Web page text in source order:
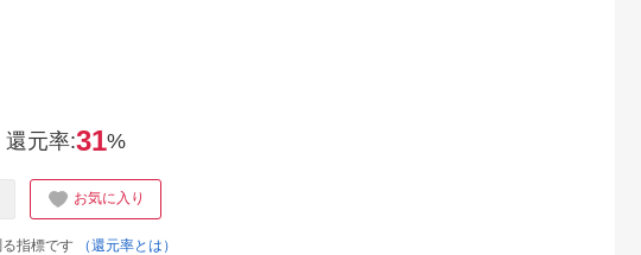
還元率:31%
お気に入り
指標です
（還元率とは）